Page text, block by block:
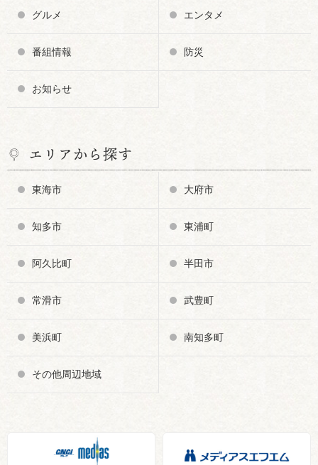
グルメ エンタメ
番組情報 防災
お知らせ
エリアから探す
東海市 大府市
知多市 東浦町
阿久比町 半田市
常滑市 武豊町
美浜町 南知多町
その他周辺地域